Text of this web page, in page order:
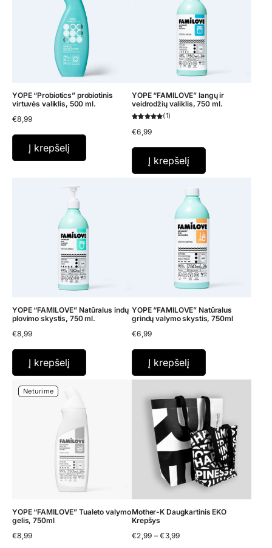
YOPE “Probiotics” probiotinis
virtuvės valiklis, 500 ml.
€8,99
Į krepšelį
YOPE “FAMILOVE” langų ir
veidrodžių valiklis, 750 ml.
1
€6,99
Į krepšelį
YOPE “FAMILOVE” Natūralus indų
plovimo skystis, 750 ml.
€8,99
Į krepšelį
YOPE “FAMILOVE” Natūralus
grindų valymo skystis, 750ml
€6,99
Į krepšelį
Neturime
YOPE “FAMILOVE” Tualeto valymo
gelis, 750ml
€8,99
Mother-K Daugkartinis EKO
Krepšys
€2,99 – € 3,99Price